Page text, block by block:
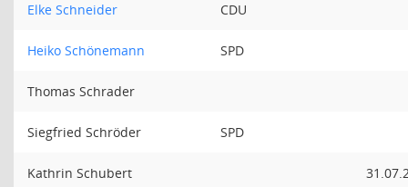
Elke Schneider CDU
Heiko Schönemann SPD
Thomas Schrader
Siegfried Schröder SPD
Kathrin Schubert